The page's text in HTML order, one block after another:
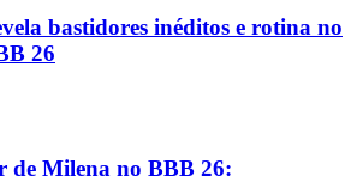
bastidores inéditos e rotina no
26
de Milena no BBB 26: